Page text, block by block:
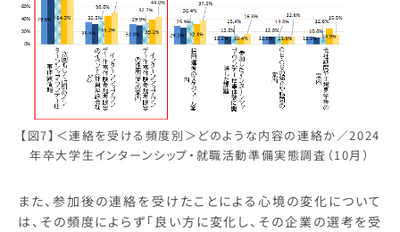
【図7】＜連絡を受ける頻度別＞どのような内容の連絡か／2024
年卒大学生インターンシップ・就職活動準備実態調査（10月）
また、参加後の連絡を受けたことによる心境の変化について
は、その頻度によらず「良い方に変化し、その企業の選考を受